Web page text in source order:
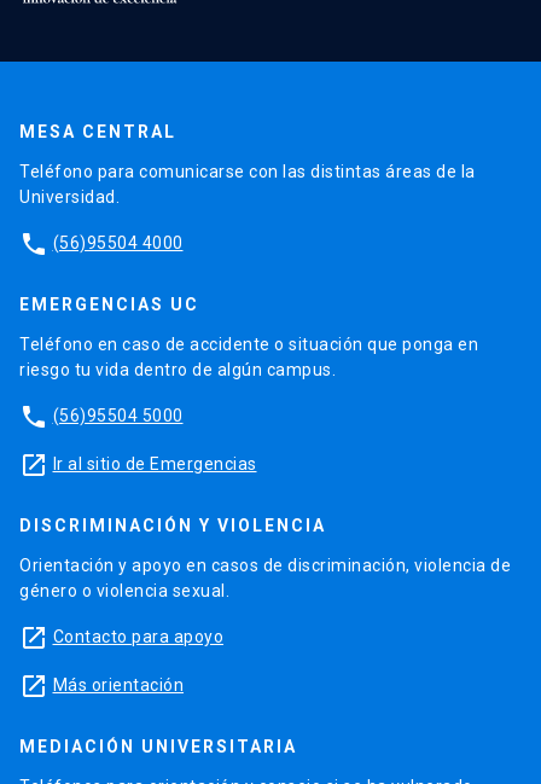
MESA CENTRAL
Teléfono para comunicarse con las distintas áreas de la
Universidad.
phone (56)95504 4000
EMERGENCIAS UC
Teléfono en caso de accidente o situación que ponga en
riesgo tu vida dentro de algún campus.
phone (56)95504 5000
launch Ir al sitio de Emergencias
DISCRIMINACIÓN Y VIOLENCIA
Orientación y apoyo en casos de discriminación, violencia de
género o violencia sexual.
launch Contacto para apoyo
launch Más orientación
MEDIACIÓN UNIVERSITARIA